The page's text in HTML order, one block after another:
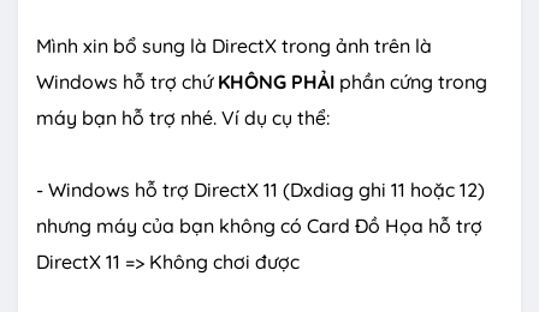
Mình xin bổ sung là DirectX trong ảnh trên là
Windows hỗ trợ chứ KHÔNG PHẢI phần cứng trong
máy bạn hỗ trợ nhé. Ví dụ cụ thể:
- Windows hỗ trợ DirectX 11 (Dxdiag ghi 11 hoặc 12)
nhưng máy của bạn không có Card Đồ Họa hỗ trợ
DirectX 11 => Không chơi được